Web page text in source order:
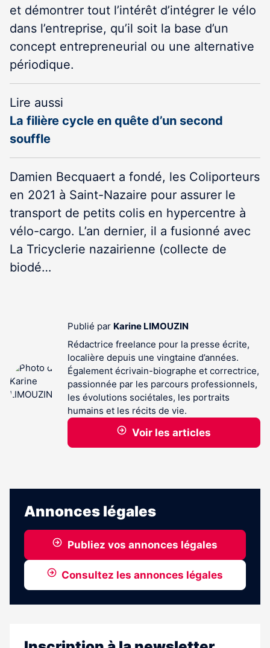
et démontrer tout l’intérêt d’intégrer le vélo
dans l’entreprise, qu’il soit la base d’un
concept entrepreneurial ou une alternative
périodique.
Lire aussi
La filière cycle en quête d’un second
souffle
Damien Becquaert a fondé, les Coliporteurs
en 2021 à Saint-Nazaire pour assurer le
transport de petits colis en hypercentre à
vélo-cargo. L’an dernier, il a fusionné avec
La Tricyclerie nazairienne (collecte de
biodé…
Publié par Karine LIMOUZIN
Rédactrice freelance pour la presse écrite,
localière depuis une vingtaine d’années.
Également écrivain-biographe et correctrice,
passionnée par les parcours professionnels,
les évolutions sociétales, les portraits
humains et les récits de vie.
Voir les articles
Annonces légales
Publiez vos annonces légales
Consultez les annonces légales